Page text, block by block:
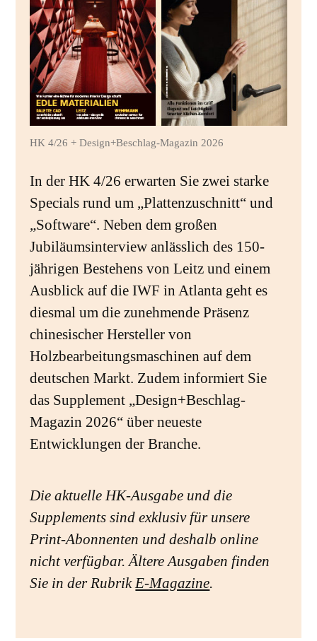
HK 4/26 + Design+Beschlag-Magazin 2026
In der HK 4/26 erwarten Sie zwei starke
Specials rund um „Plattenzuschnitt“ und
„Software“. Neben dem großen
Jubiläumsinterview anlässlich des 150-
jährigen Bestehens von Leitz und einem
Ausblick auf die IWF in Atlanta geht es
diesmal um die zunehmende Präsenz
chinesischer Hersteller von
Holzbearbeitungsmaschinen auf dem
deutschen Markt. Zudem informiert Sie
das Supplement „Design+Beschlag-
Magazin 2026“ über neueste
Entwicklungen der Branche.
Die aktuelle HK-Ausgabe und die
Supplements sind exklusiv für unsere
Print-Abonnenten und deshalb online
nicht verfügbar. Ältere Ausgaben finden
Sie in der RubrikE-Magazine.